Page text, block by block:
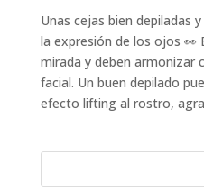
Unas cejas bien depiladas
la expresión de los ojos 👀
mirada y deben armonizar
facial. Un buen depilado
efecto lifting al rostro,